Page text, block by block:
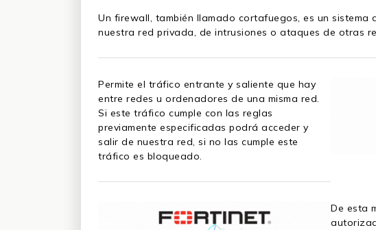
Un firewall, también llamado cortafuegos, es un sistema
nuestra red privada, de intrusiones o ataques de otras
Permite el tráfico entrante y saliente que hay
entre redes u ordenadores de una misma red.
Si este tráfico cumple con las reglas
previamente especificadas podrá acceder y
salir de nuestra red, si no las cumple este
tráfico es bloqueado.
De esta